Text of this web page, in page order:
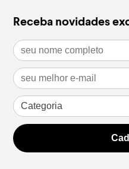
Receba novidades